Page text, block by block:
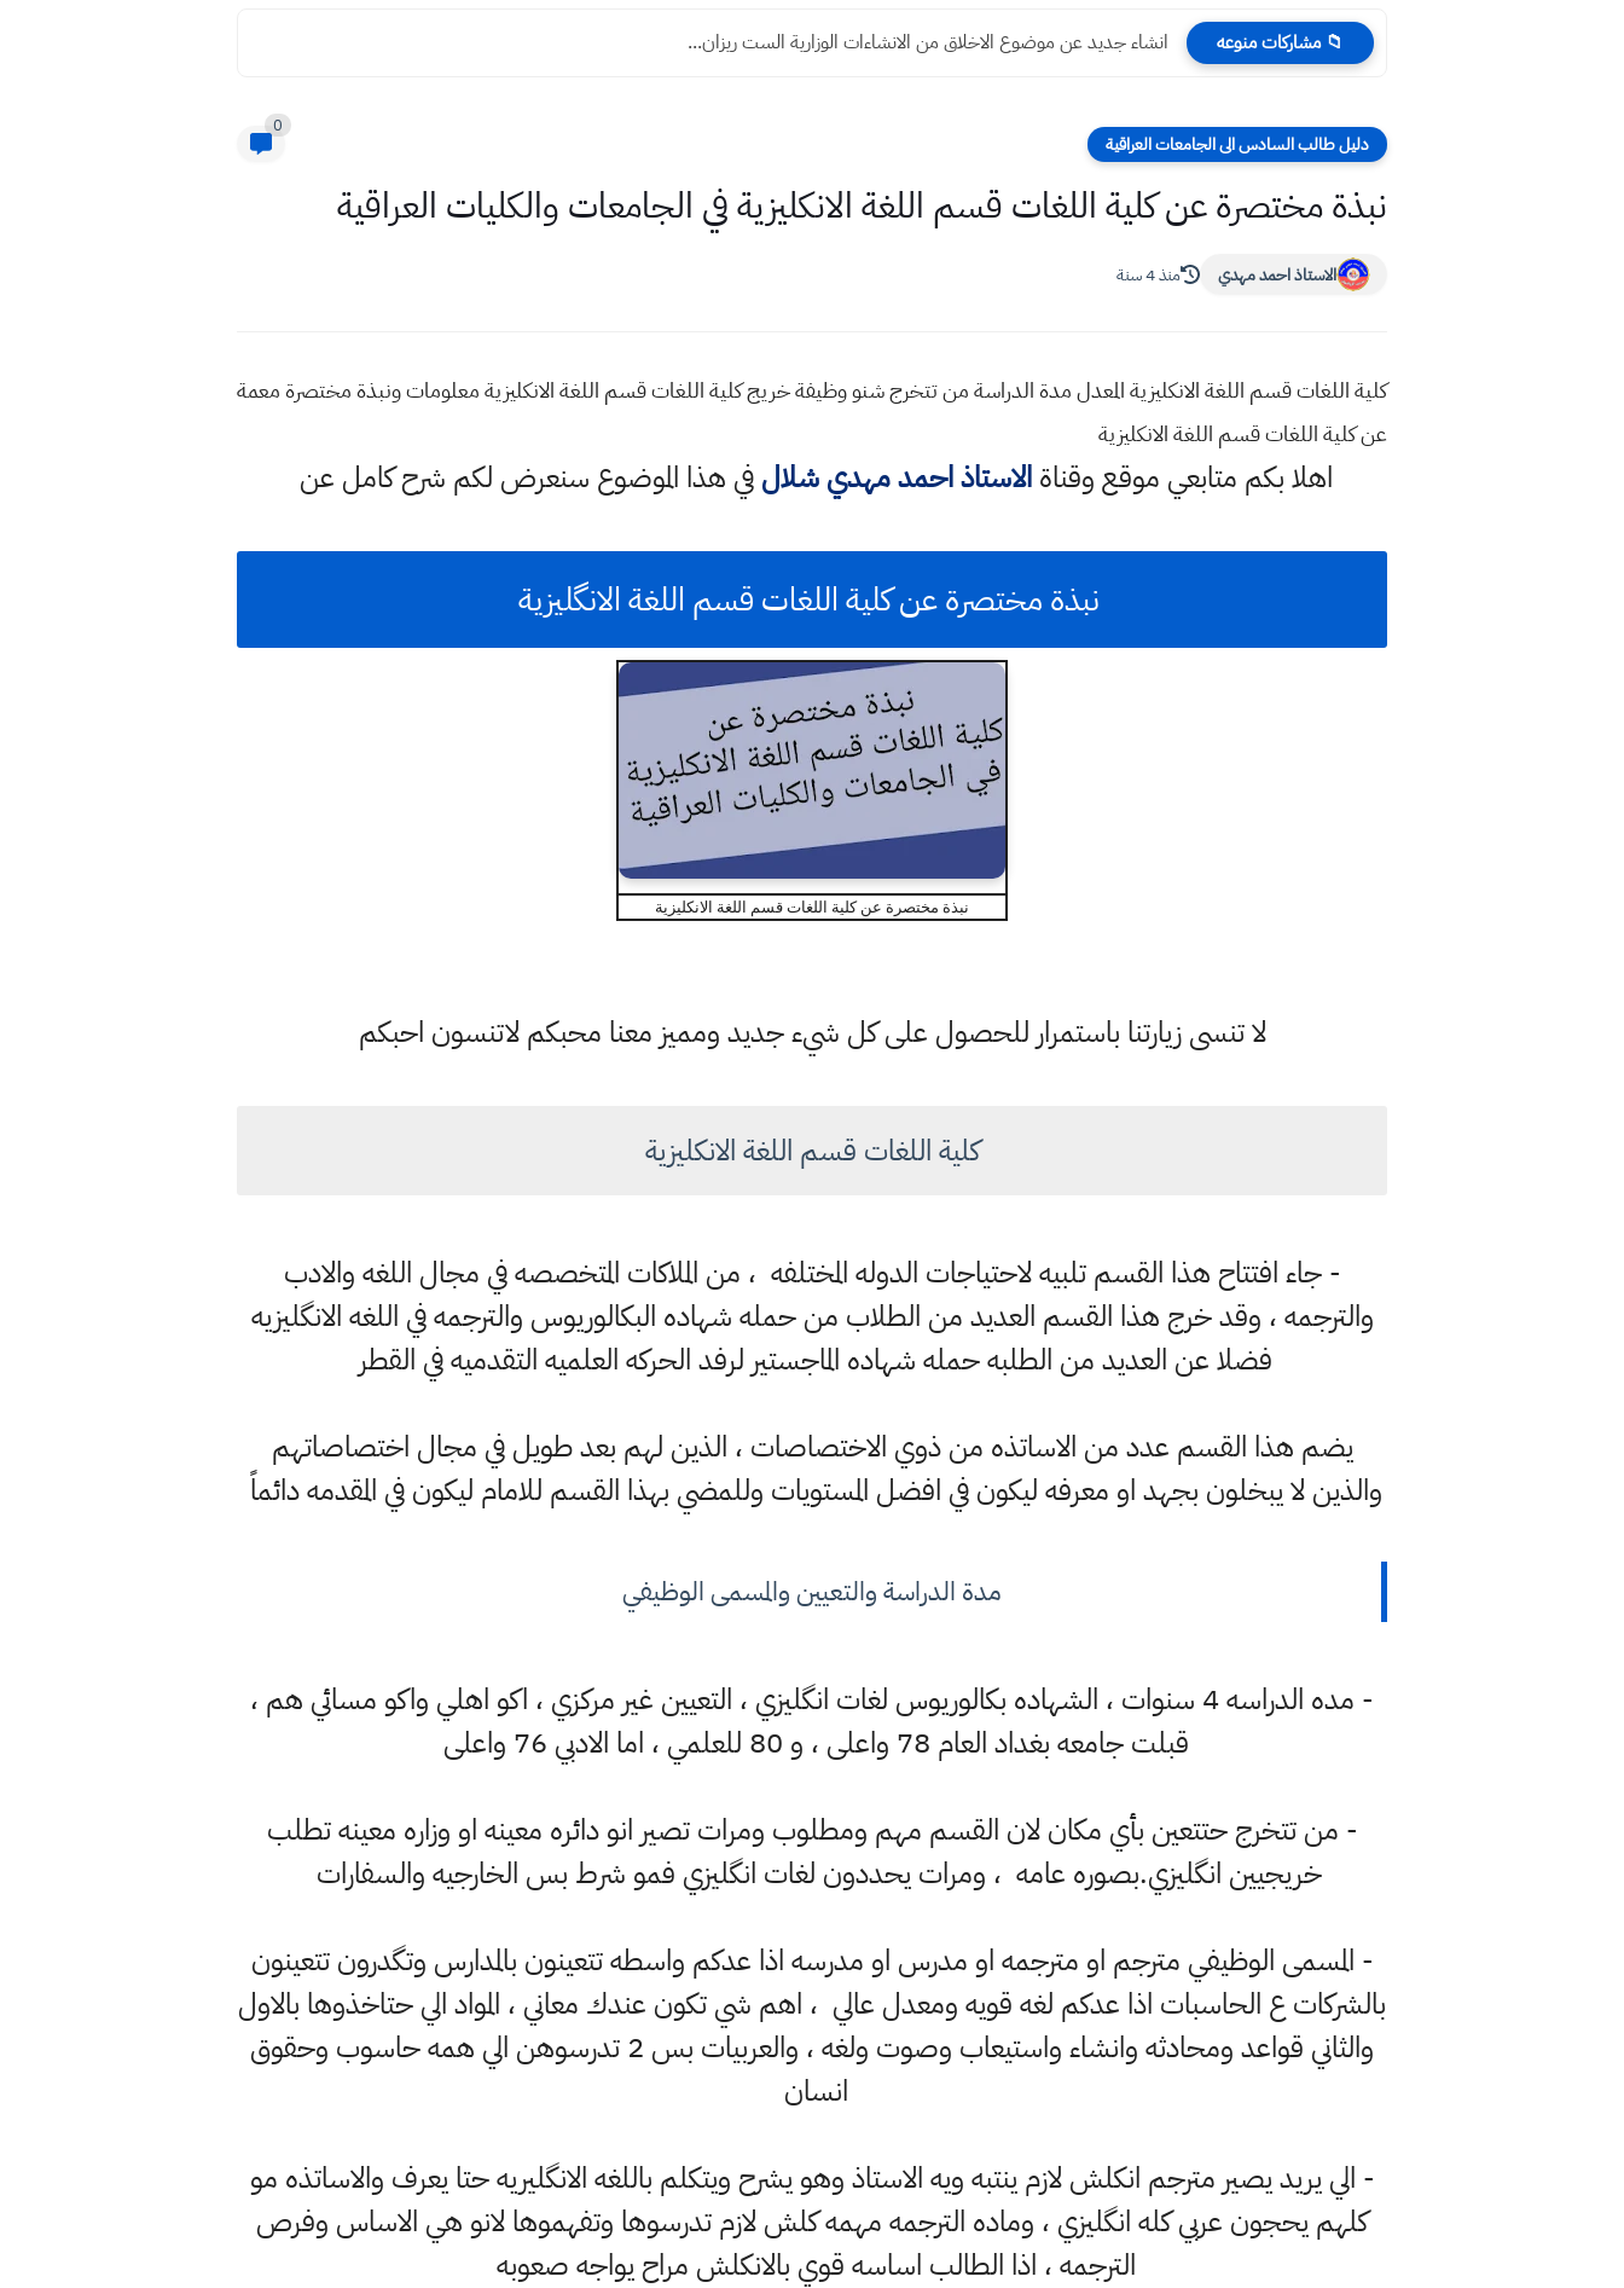
📁 مشاركات منوعه انشاء جديد عن موضوع الاخلاق من الانشاءات الوزارية الست ريزان...
دليل طالب السادس الى الجامعات العراقية
0
نبذة مختصرة عن كلية اللغات قسم اللغة الانكليزية في الجامعات والكليات العراقية
الاستاذ احمد مهدي منذ 4 سنة
كلية اللغات قسم اللغة الانكليزية المعدل مدة الدراسة من تتخرج شنو وظيفة خريج كلية اللغات قسم اللغة الانكليزية معلومات ونبذة مختصرة معمة
عن كلية اللغات قسم اللغة الانكليزية
اهلا بكم متابعي موقع وقناةالاستاذ احمد مهدي شلالفي هذا الموضوع سنعرض لكم شرح كامل عن
نبذة مختصرة عن كلية اللغات قسم اللغة الانگليزية
نبذة مختصرة عن كلية اللغات قسم اللغة الانكليزية
لا تنسى زيارتنا باستمرار للحصول على كل شيء جديد ومميز معنا محبكم لاتنسون احبكم
كلية اللغات قسم اللغة الانكليزية
- جاء افتتاح هذا القسم تلبيه لاحتياجات الدوله المختلفه ، من الملاكات المتخصصه في مجال اللغه والادب
والترجمه ، وقد خرج هذا القسم العديد من الطلاب من حمله شهاده البكالوريوس والترجمه في اللغه الانگليزيه
فضلا عن العديد من الطلبه حمله شهاده الماجستير لرفد الحركه العلميه التقدميه في القطر
يضم هذا القسم عدد من الاساتذه من ذوي الاختصاصات ، الذين لهم بعد طويل في مجال اختصاصاتهم
والذين لا يبخلون بجهد او معرفه ليكون في افضل المستويات وللمضي بهذا القسم للامام ليكون في المقدمه دائماً
مدة الدراسة والتعيين والمسمى الوظيفي
- مده الدراسه 4 سنوات ، الشهاده بكالوريوس لغات انگليزي ، التعيين غير مركزي ، اكو اهلي واكو مسائي هم ،
قبلت جامعه بغداد العام 78 واعلى ، و 80 للعلمي ، اما الادبي 76 واعلى
- من تتخرج حتتعين بأي مكان لان القسم مهم ومطلوب ومرات تصير انو دائره معينه او وزاره معينه تطلب
خريجيين انگليزي.بصوره عامه ، ومرات يحددون لغات انگليزي فمو شرط بس الخارجيه والسفارات
- المسمى الوظيفي مترجم او مترجمه او مدرس او مدرسه اذا عدكم واسطه تتعينون بالمدارس وتگدرون تتعينون
بالشركات ع الحاسبات اذا عدكم لغه قويه ومعدل عالي ، اهم شي تكون عندك معاني ، المواد الي حتاخذوها بالاول
والثاني قواعد ومحادثه وانشاء واستيعاب وصوت ولغه ، والعربيات بس 2 تدرسوهن الي همه حاسوب وحقوق
انسان
- الي يريد يصير مترجم انكلش لازم ينتبه ويه الاستاذ وهو يشرح ويتكلم باللغه الانگليريه حتا يعرف والاساتذه مو
كلهم يحجون عربي كله انگليزي ، وماده الترجمه مهمه كلش لازم تدرسوها وتفهموها لانو هي الاساس وفرص
الترجمه ، اذا الطالب اساسه قوي بالانكلش مراح يواجه صعوبه